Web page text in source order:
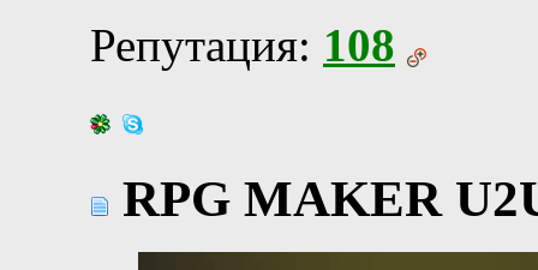
Репутация: 108
RPG MAKER